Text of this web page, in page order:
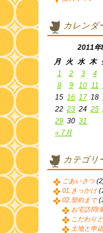
カレンダ
2011年
月
火 水 木
« 7月
1 2 3 4
8
9 10 11
15 16 17 18
22 23 24 25
29 30 31
カテゴリ
ごあいさつ
01.きっかけ
02.契約まで
お宅訪問/
こだわり
土地と申込